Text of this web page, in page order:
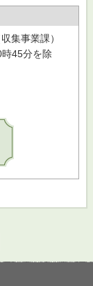
集事業課）
45分を除